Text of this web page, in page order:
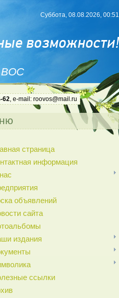
ВОС
Суббота, 08.08.2026, 00:51
62, e-mail: roovos@mail.ru
страница
информация
объявлений
сайта
издания
ссылки